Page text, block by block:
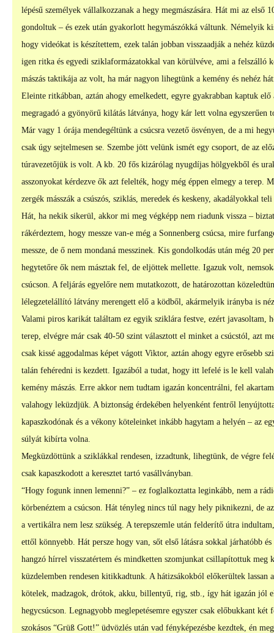
lépésű személyek vállalkozzanak a hegy megmászására. Hát mi az első
gondoltuk – és ezek után gyakorlott hegymászókká váltunk. Némelyik
hogy videókat is készítettem, ezek talán jobban visszaadják a nehéz
igen ritka és egyedi sziklaformázatokkal van körülvéve, ami a felszálló
mászás taktikája az volt, ha már nagyon lihegtünk a kemény és nehéz
Eleinte ritkábban, aztán ahogy emelkedett, egyre gyakrabban kaptuk
megragadó a gyönyörű kilátás látványa, hogy kár lett volna egyszerűen
Már vagy 1 órája mendegéltünk a csúcsra vezető ösvényen, de a mi
csak úgy sejtelmesen se. Szembe jött velünk ismét egy csoport, de az
túravezetőjük is volt. A kb. 20 fős kizárólag nyugdíjas hölgyekből és
asszonyokat kérdezve ők azt felelték, hogy még éppen elmegy a terep.
zergék másszák a csúszós, sziklás, meredek és keskeny, akadályokkal
Hát, ha nekik sikerül, akkor mi meg végképp nem riadunk vissza –
rákérdeztem, hogy messze van-e még a Sonnenberg csúcsa, mire
messze, de ő nem mondaná messzinek. Kis gondolkodás után még 20
hegytetőre ők nem másztak fel, de eljöttek mellette. Igazuk volt,
csúcson. A feljárás egyelőre nem mutatkozott, de határozottan
lélegzetelállító látvány merengett elő a ködből, akármelyik irányba is
Valami piros karikát találtam ez egyik sziklára festve, ezért javasoltam,
terep, elvégre már csak 40-50 szint választott el minket a csúcstól, azt
csak kissé aggodalmas képet vágott Viktor, aztán ahogy egyre erősebb
talán fehéredni is kezdett. Igazából a tudat, hogy itt lefelé is le kell
kemény mászás. Erre akkor nem tudtam igazán koncentrálni, fel
valahogy leküzdjük. A biztonság érdekében helyenként fentről
kapaszkodónak és a vékony köteleinket inkább hagytam a helyén – az
súlyát kibírta volna.
Megküzdöttünk a sziklákkal rendesen, izzadtunk, lihegtünk, de végre
csak kapaszkodott a keresztet tartó vasállványban.
“Hogy fogunk innen lemenni?” – ez foglalkoztatta leginkább, nem a
körbenéztem a csúcson. Hát tényleg nincs túl nagy hely piknikezni, de
a vertikálra nem lesz szükség. A terepszemle után felderítő útra
ettől könnyebb. Hát persze hogy van, sőt első látásra sokkal járhatóbb
hangzó hírrel visszatértem és mindketten szomjunkat csillapítottuk meg
küzdelemben rendesen kitikkadtunk. A hátizsákokból előkerültek lassan
kötelek, madzagok, drótok, akku, billentyű, rig, stb., így hát igazán jól
hegycsúcson. Legnagyobb meglepetésemre egyszer csak előbukkant
szokásos “Grüß Gott!” üdvözlés után vad fényképezésbe kezdtek, én